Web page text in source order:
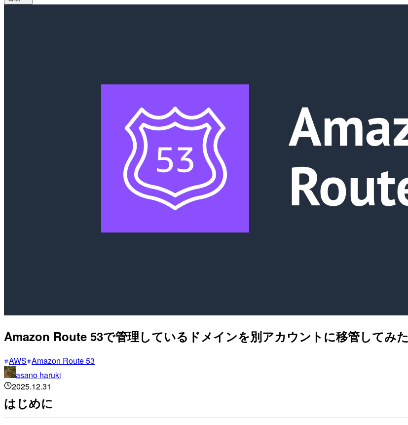
Amazon Route 53で管理しているドメインを別アカウントに移管してみた
AWS Amazon Route 53
asano haruki
2025.12.31
はじめに